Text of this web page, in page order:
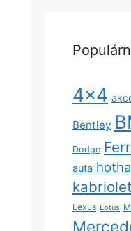
4x4
Bentley
Dodge
auta
kabriolet
Lexus Lotus